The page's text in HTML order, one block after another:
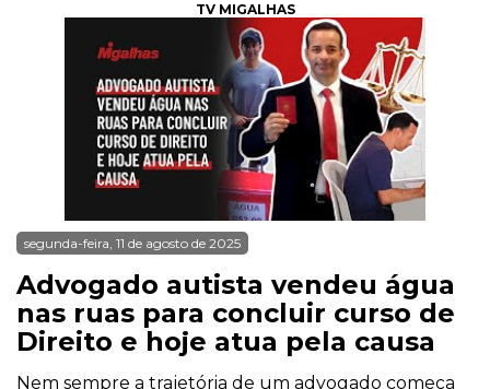
TV MIGALHAS
segunda-feira, 11 de agosto de 2025
Advogado autista vendeu água
nas ruas para concluir curso de
Direito e hoje atua pela causa
Nem sempre a trajetória de um advogado começa